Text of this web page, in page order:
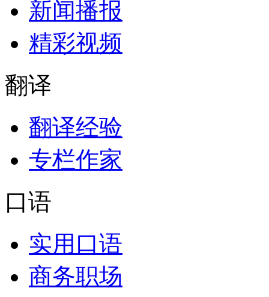
新闻播报
精彩视频
翻译
翻译经验
专栏作家
口语
实用口语
商务职场